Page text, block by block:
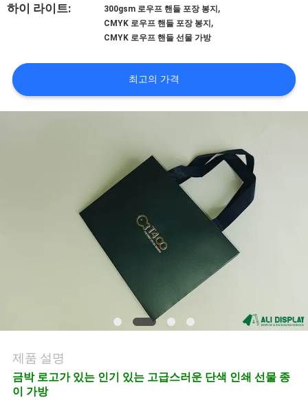
학
품
질
조
회
를
하이 라이트: 300gsm 로우프 핸들 포장 봉지 ,
CMYK 로우프 핸들 포장 봉지 ,
CMYK 로우프 핸들 선물 가방
최고의 가격
제품 설명
금박 로고가 있는 인기 있는 고급스러운 단색 인쇄 선물 종
이 가방